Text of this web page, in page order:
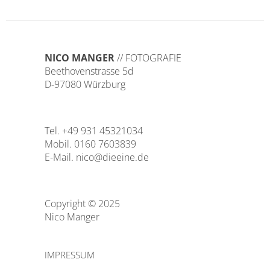
NICO MANGER// FOTOGRAFIE
Beethovenstrasse 5d
D-97080 Würzburg
Tel. +49 931 45321034
Mobil. 0160 7603839
E-Mail. nico@dieeine.de
Copyright © 2025
Nico Manger
IMPRESSUM